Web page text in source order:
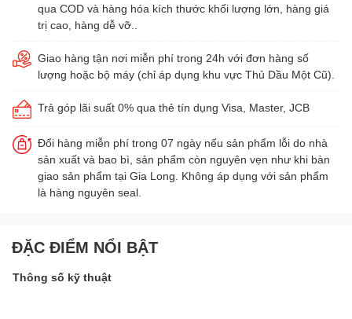
qua COD và hàng hóa kích thước khối lượng lớn, hàng giá
trị cao, hàng dễ vỡ..
Giao hàng tận nơi miễn phí trong 24h với đơn hàng số
lượng hoặc bộ máy (chỉ áp dụng khu vực Thủ Dầu Một Cũ).
Trả góp lãi suất 0% qua thẻ tín dụng Visa, Master, JCB
Đổi hàng miễn phí trong 07 ngày nếu sản phẩm lỗi do nhà
sản xuất và bao bì, sản phẩm còn nguyên vẹn như khi bàn
giao sản phẩm tại Gia Long. Không áp dụng với sản phẩm
là hàng nguyên seal.
ĐẶC ĐIỂM NỔI BẬT
Thông số kỹ thuật